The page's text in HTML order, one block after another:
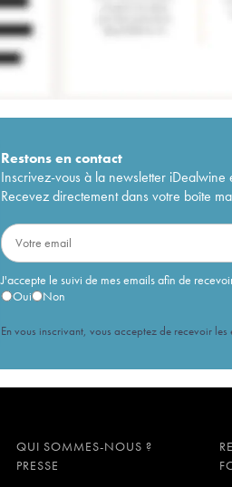
Restons encontact
Inscrivez-vous à la newsletter
Recevez directement dans votre boîte
J'accepte le suivi de mes emails afin de
Oui
Non
En vous inscrivant, vous acceptez de recevoir
QUI SOMMES-NOUS ?
PRESSE